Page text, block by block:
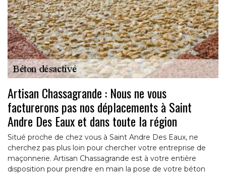
Artisan Chassagrande : Nous ne vous
facturerons pas nos déplacements à Saint
Andre Des Eaux et dans toute la région
Situé proche de chez vous à Saint Andre Des Eaux, ne
cherchez pas plus loin pour chercher votre entreprise de
maçonnerie. Artisan Chassagrande est à votre entière
disposition pour prendre en main la pose de votre béton